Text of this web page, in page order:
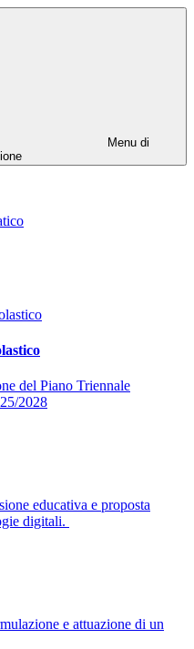
Menu di
del Piano Triennale
2028
educativa e proposta
digitali.
e attuazione di un